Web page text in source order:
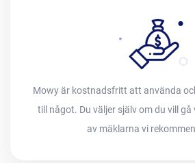
Mowy är kostnadsfritt att använda
till något. Du väljer själv om du vill gå
av mäklarna vi